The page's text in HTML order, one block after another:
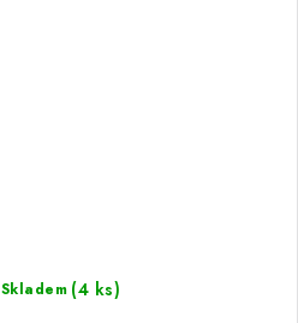
Skladem (4 ks)